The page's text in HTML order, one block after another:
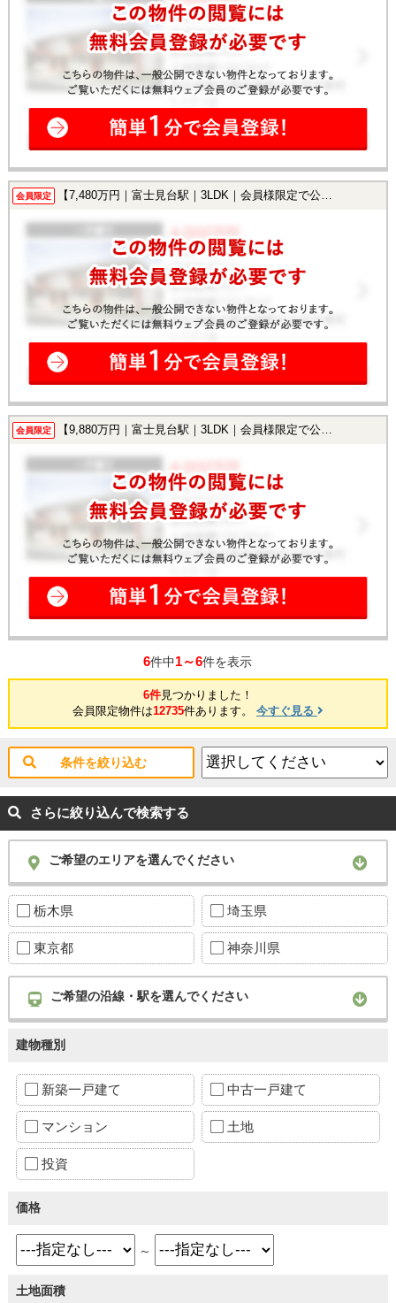
会員限定 【7,480万円｜富士見台駅｜3LDK｜会員様限定で公開中！】
会員限定 【9,880万円｜富士見台駅｜3LDK｜会員様限定で公開中！】
6件中1～6件を表示
6件見つかりました！
会員限定物件は12735件あります。 今すぐ見る
条件を絞り込む
さらに絞り込んで検索する
ご希望のエリアを選んでください
栃木県 埼玉県
東京都 神奈川県
ご希望の沿線・駅を選んでください
建物種別
新築一戸建て 中古一戸建て
マンション 土地
投資
価格
～
土地面積